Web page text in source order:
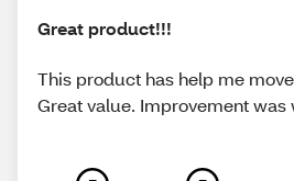
Great product!!!
This product has help me
Great value. Improvement was